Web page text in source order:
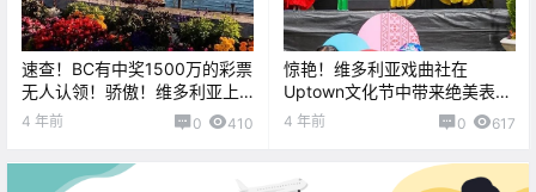
速查！BC有中奖1500万的彩票
无人认领！骄傲！维多利亚上
榜“2022加拿大最佳小城
4 年前 0 410
惊艳！维多利亚戏曲社在
Uptown文化节中带来绝美表演
～BC乐透开出三千万加币大
4 年前 0 617